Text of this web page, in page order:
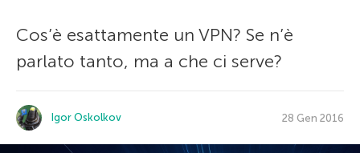
Cos’è esattamente un VPN? Se n’è
parlato tanto, ma a che ci serve?
Igor Oskolkov 28 Gen 2016